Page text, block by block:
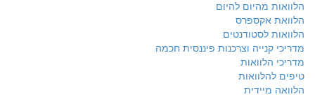
הלוואות מהיום להיום
הלוואת אקספרס
הלוואות לסטודנטים
מדריכי קנייה וצרכנות פיננסית חכמה
מדריכי הלוואות
טיפים להלוואות
הלוואה מיידית